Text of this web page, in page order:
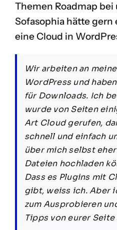
Themen Roadmap bei
Sofasophia hätte gern
eine Cloud in
Wir arbeiten an
WordPress und
für Downloads. Ich
wurde von Seiten
Art Cloud gerufen,
schnell und einfach
über mich selbst
Dateien hochladen
Dass es Plugins mit
gibt, weiss ich. Aber
zum Ausprobieren
Tipps von eurer Seite